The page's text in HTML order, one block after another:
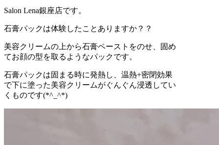
Salon Lena銀座店です。
石膏パックは体験したことありますか？？
美容クリームの上から石膏ペーストをのせ、固め
てお顔の型を取るようなパックです。
石膏パックは固まる時に発熱し、温熱+密閉効果
で下に塗った美容クリームがぐんぐん浸透してい
くものです(*^_^*)